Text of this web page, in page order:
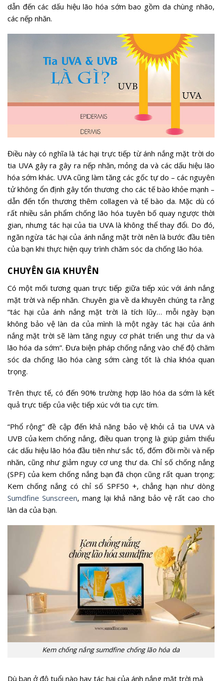
dẫn đến các dấu hiệu lão hóa sớm bao gồm da chùng nhão,
các nếp nhăn.
Điều này có nghĩa là tác hại trực tiếp từ ánh nắng mặt trời do
tia UVA gây ra gây ra nếp nhăn, mỏng da và các dấu hiệu lão
hóa sớm khác. UVA cũng làm tăng các gốc tự do – các nguyên
tử không ổn định gây tổn thương cho các tế bào khỏe mạnh –
dẫn đến tổn thương thêm collagen và tế bào da. Mặc dù có
rất nhiều sản phẩm chống lão hóa tuyên bố quay ngược thời
gian, nhưng tác hại của tia UVA là không thể thay đổi. Do đó,
ngăn ngừa tác hại của ánh nắng mặt trời nên là bước đầu tiên
của bạn khi thực hiện quy trình chăm sóc da chống lão hóa.
CHUYÊN GIA KHUYÊN
Có một mối tương quan trực tiếp giữa tiếp xúc với ánh nắng
mặt trời và nếp nhăn. Chuyên gia về da khuyên chúng ta rằng
“tác hại của ánh nắng mặt trời là tích lũy… mỗi ngày bạn
không bảo vệ làn da của mình là một ngày tác hại của ánh
nắng mặt trời sẽ làm tăng nguy cơ phát triển ung thư da và
lão hóa da sớm”. Đưa biện pháp chống nắng vào chế độ chăm
sóc da chống lão hóa càng sớm càng tốt là chìa khóa quan
trọng.
Trên thực tế, có đến 90% trường hợp lão hóa da sớm là kết
quả trực tiếp của việc tiếp xúc với tia cực tím.
“Phổ rộng” đề cập đến khả năng bảo vệ khỏi cả tia UVA và
UVB của kem chống nắng, điều quan trọng là giúp giảm thiểu
các dấu hiệu lão hóa đầu tiên như sắc tố, đốm đồi mồi và nếp
nhăn, cũng như giảm nguy cơ ung thư da. Chỉ số chống nắng
(SPF) của kem chống nắng bạn đã chọn cũng rất quan trọng;
Kem chống nắng có chỉ số SPF50 +, chẳng hạn như dòng
Sumdfine Sunscreen, mang lại khả năng bảo vệ rất cao cho
làn da của bạn.
Kem chống nắng sumdfine chống lão hóa da
Dù bạn ở độ tuổi nào hay tác hại của ánh nắng mặt trời mà